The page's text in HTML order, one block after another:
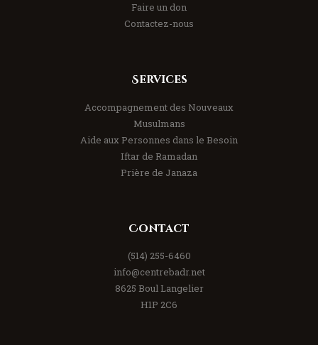
Faire un don
Contactez-nous
Services
Accompagnement des Nouveaux
Musulmans
Aide aux Personnes dans le Besoin
Iftar de Ramadan
Prière de Janaza
Contact
(514) 255-6460
info@centrebadr.net
8625 Boul Langelier
H1P 2C6